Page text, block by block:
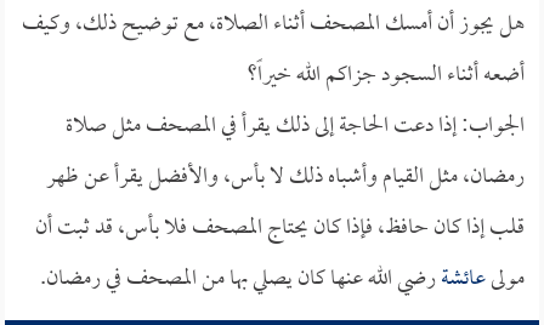
هل يجوز أن أمسك المصحف أثناء الصلاة، مع توضيح ذلك، وكيف
أضعه أثناء السجود جزاكم الله خيراً؟
الجواب: إذا دعت الحاجة إلى ذلك يقرأ في المصحف مثل صلاة
رمضان، مثل القيام وأشباه ذلك لا بأس، والأفضل يقرأ عن ظهر
قلب إذا كان حافظ، فإذا كان يحتاج المصحف فلا بأس، قد ثبت أن
مولىعائشةرضي الله عنها كان يصلي بها من المصحف في رمضان.